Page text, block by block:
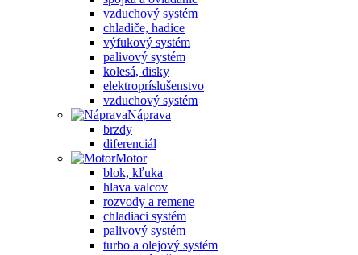
vzduchový systém
chladiče, hadice
výfukový systém
palivový systém
kolesá, disky
elektropríslušenstvo
vzduchový systém
Náprava
brzdy
diferenciál
Motor
blok, kľuka
hlava valcov
rozvody a remene
chladiaci systém
palivový systém
turbo a olejový systém